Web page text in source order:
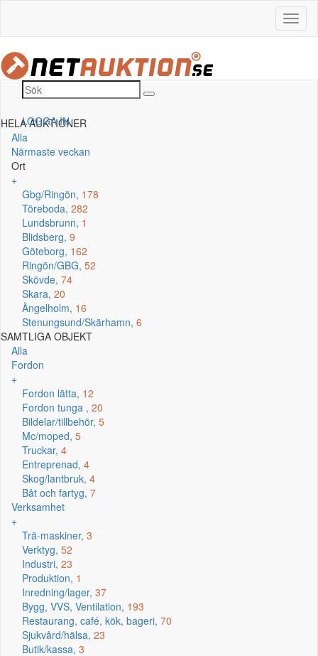
LOGGA IN
HELA AUKTIONER
Alla
Närmaste veckan
Ort
+
Gbg/Ringön, 178
Töreboda, 282
Lundsbrunn, 1
Blidsberg, 9
Göteborg, 162
Ringön/GBG, 52
Skövde, 74
Skara, 20
Ängelholm, 16
Stenungsund/Skärhamn, 6
SAMTLIGA OBJEKT
Alla
Fordon
+
Fordon lätta, 12
Fordon tunga , 20
Bildelar/tillbehör, 5
Mc/moped, 5
Truckar, 4
Entreprenad, 4
Skog/lantbruk, 4
Båt och fartyg, 7
Verksamhet
+
Trä-maskiner, 3
Verktyg, 52
Industri, 23
Produktion, 1
Inredning/lager, 37
Bygg, VVS, Ventilation, 193
Restaurang, café, kök, bageri, 70
Sjukvård/hälsa, 23
Butik/kassa, 3